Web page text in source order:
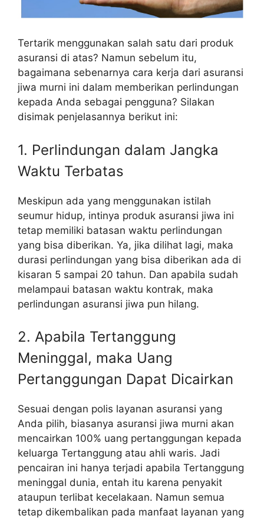
Tertarik menggunakan salah satu dari produk
asuransi di atas? Namun sebelum itu,
bagaimana sebenarnya cara kerja dari asuransi
jiwa murni ini dalam memberikan perlindungan
kepada Anda sebagai pengguna? Silakan
disimak penjelasannya berikut ini:
1. Perlindungan dalam Jangka
Waktu Terbatas
Meskipun ada yang menggunakan istilah
seumur hidup, intinya produk asuransi jiwa ini
tetap memiliki batasan waktu perlindungan
yang bisa diberikan. Ya, jika dilihat lagi, maka
durasi perlindungan yang bisa diberikan ada di
kisaran 5 sampai 20 tahun. Dan apabila sudah
melampaui batasan waktu kontrak, maka
perlindungan asuransi jiwa pun hilang.
2. Apabila Tertanggung
Meninggal, maka Uang
Pertanggungan Dapat Dicairkan
Sesuai dengan polis layanan asuransi yang
Anda pilih, biasanya asuransi jiwa murni akan
mencairkan 100% uang pertanggungan kepada
keluarga Tertanggung atau ahli waris. Jadi
pencairan ini hanya terjadi apabila Tertanggung
meninggal dunia, entah itu karena penyakit
ataupun terlibat kecelakaan. Namun semua
tetap dikembalikan pada manfaat layanan yang